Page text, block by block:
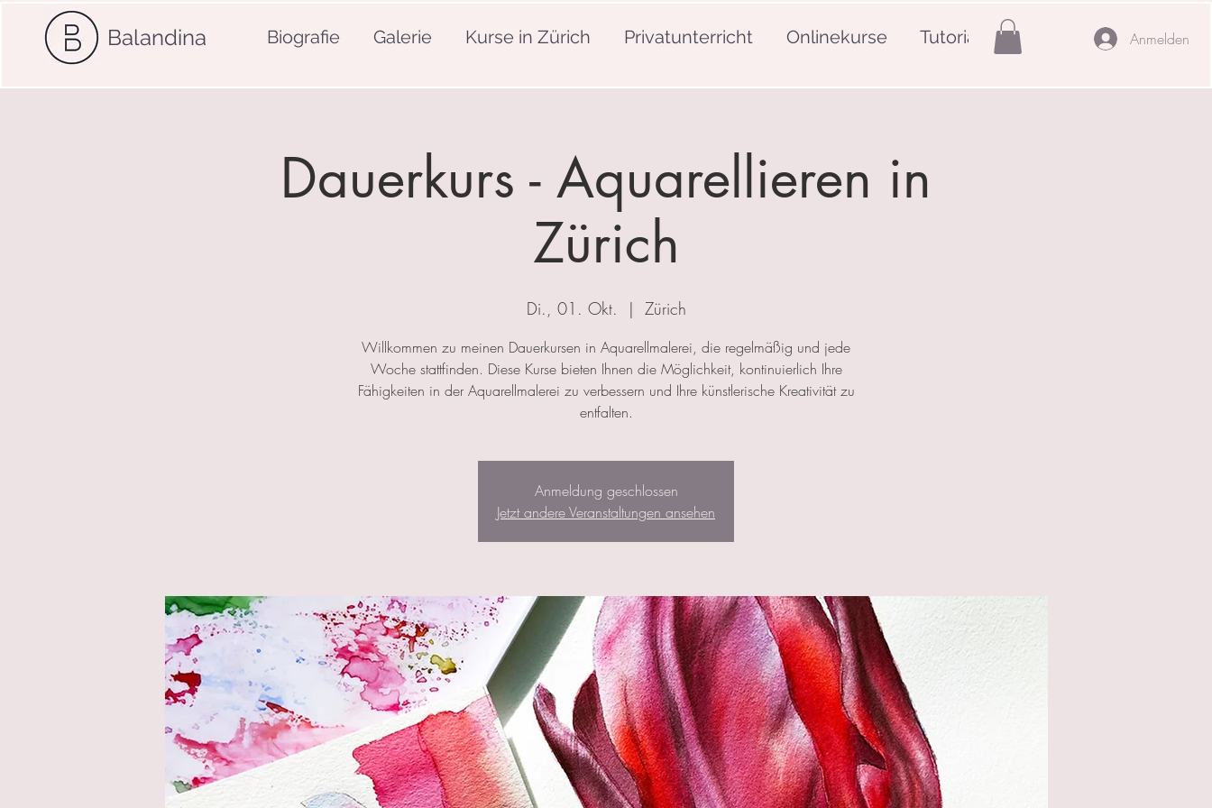
Balandina Biografie Galerie Kurse in Zürich Privatunterricht Onlinekurse Tutorials Anmelden
Dauerkurs - Aquarellieren in
Zürich
Di., 01. Okt.
  |
Zürich
Willkommen zu meinen Dauerkursen in Aquarellmalerei, die regelmäßig und jede
Woche stattfinden. Diese Kurse bieten Ihnen die Möglichkeit, kontinuierlich Ihre
Fähigkeiten in der Aquarellmalerei zu verbessern und Ihre künstlerische Kreativität zu
entfalten.
Anmeldung geschlossen
Jetzt andere Veranstaltungen ansehen